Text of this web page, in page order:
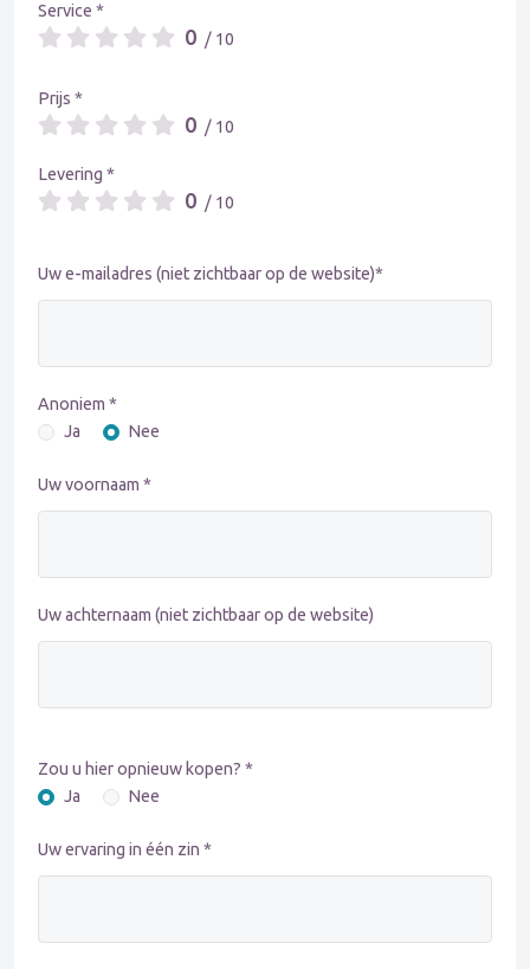
Service *
0 / 10
Prijs *
0 / 10
Levering *
0 / 10
Uw e-mailadres (niet zichtbaar op de website)*
Anoniem *
Ja
Nee
Uw voornaam *
Uw achternaam (niet zichtbaar op de website)
Zou u hier opnieuw kopen? *
Ja
Nee
Uw ervaring in één zin *